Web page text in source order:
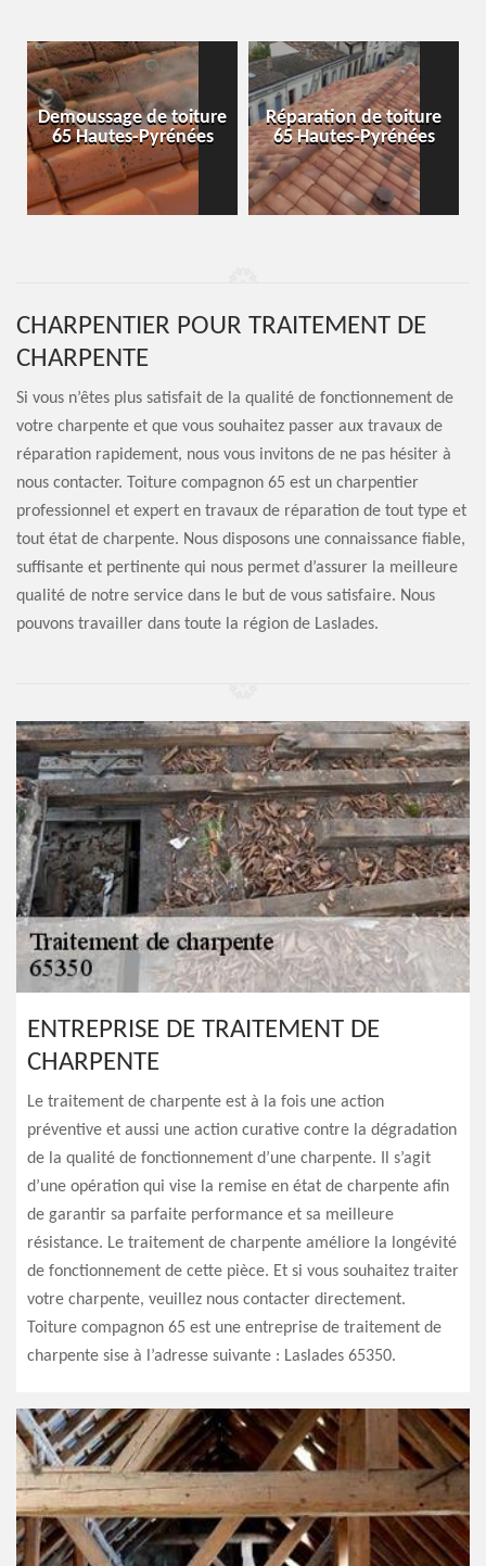
Demoussage de toiture
65 Hautes-Pyrénées
Réparation de toiture
65 Hautes-Pyrénées
CHARPENTIER POUR TRAITEMENT DE
CHARPENTE
Si vous n’êtes plus satisfait de la qualité de fonctionnement de
votre charpente et que vous souhaitez passer aux travaux de
réparation rapidement, nous vous invitons de ne pas hésiter à
nous contacter. Toiture compagnon 65 est un charpentier
professionnel et expert en travaux de réparation de tout type et
tout état de charpente. Nous disposons une connaissance fiable,
suffisante et pertinente qui nous permet d’assurer la meilleure
qualité de notre service dans le but de vous satisfaire. Nous
pouvons travailler dans toute la région de Laslades.
ENTREPRISE DE TRAITEMENT DE
CHARPENTE
Le traitement de charpente est à la fois une action
préventive et aussi une action curative contre la dégradation
de la qualité de fonctionnement d’une charpente. Il s’agit
d’une opération qui vise la remise en état de charpente afin
de garantir sa parfaite performance et sa meilleure
résistance. Le traitement de charpente améliore la longévité
de fonctionnement de cette pièce. Et si vous souhaitez traiter
votre charpente, veuillez nous contacter directement.
Toiture compagnon 65 est une entreprise de traitement de
charpente sise à l’adresse suivante : Laslades 65350.